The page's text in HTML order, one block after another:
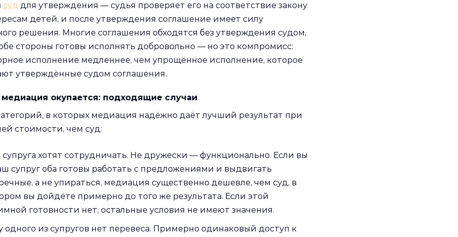
суд для утверждения — судья проверяет его на соответствие закону
детей, и после утверждения соглашение имеет силу
решения. Многие соглашения обходятся без утверждения судом,
стороны готовы исполнять добровольно — но это компромисс:
исполнение медленнее, чем упрощённое исполнение, которое
утверждённые судом соглашения.
медиация окупается: подходящие случаи
в которых медиация надёжно даёт лучший результат при
стоимости, чем суд:
хотят сотрудничать. Не дружески — функционально. Если вы
супруг оба готовы работать с предложениями и выдвигать
а не упираться, медиация существенно дешевле, чем суд, в
вы дойдёте примерно до того же результата. Если этой
готовности нет, остальные условия не имеют значения.
одного из супругов нет перевеса. Примерно одинаковый доступ к